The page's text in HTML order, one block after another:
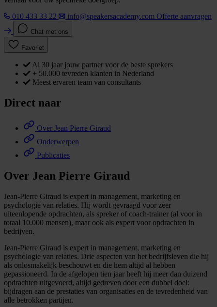
010 433 33 22
info@speakersacademy.com Offerte aanvragen
Chat met ons
Favoriet
Al 30 jaar jouw partner voor de beste sprekers
+ 50.000 tevreden klanten in Nederland
Meest ervaren team van consultants
Direct naar
Over Jean Pierre Giraud
Onderwerpen
Publicaties
Over Jean Pierre Giraud
Jean-Pierre Giraud is expert in management, marketing en
psychologie van relaties. Hij wordt gevraagd voor zeer
uiteenlopende opdrachten, als spreker of coach-trainer (al voor in
totaal 10.000 mensen), maar ook als expert voor opdrachten in
bedrijven.
Jean-Pierre Giraud is expert in management, marketing en
psychologie van relaties. Drie aspecten van het bedrijfsleven die hij
als onlosmakelijk beschouwt en die hem altijd al hebben
gepassioneerd. In de afgelopen tien jaar heeft hij meer dan duizend
opdrachten uitgevoerd, altijd gedreven door een dubbel doel:
bijdragen aan de prestaties van organisaties en de tevredenheid van
alle betrokken partijen.